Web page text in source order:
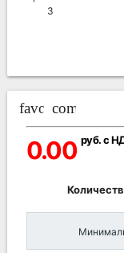
favorite_border
0.00 руб. с